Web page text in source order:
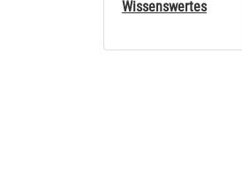
Wissenswertes